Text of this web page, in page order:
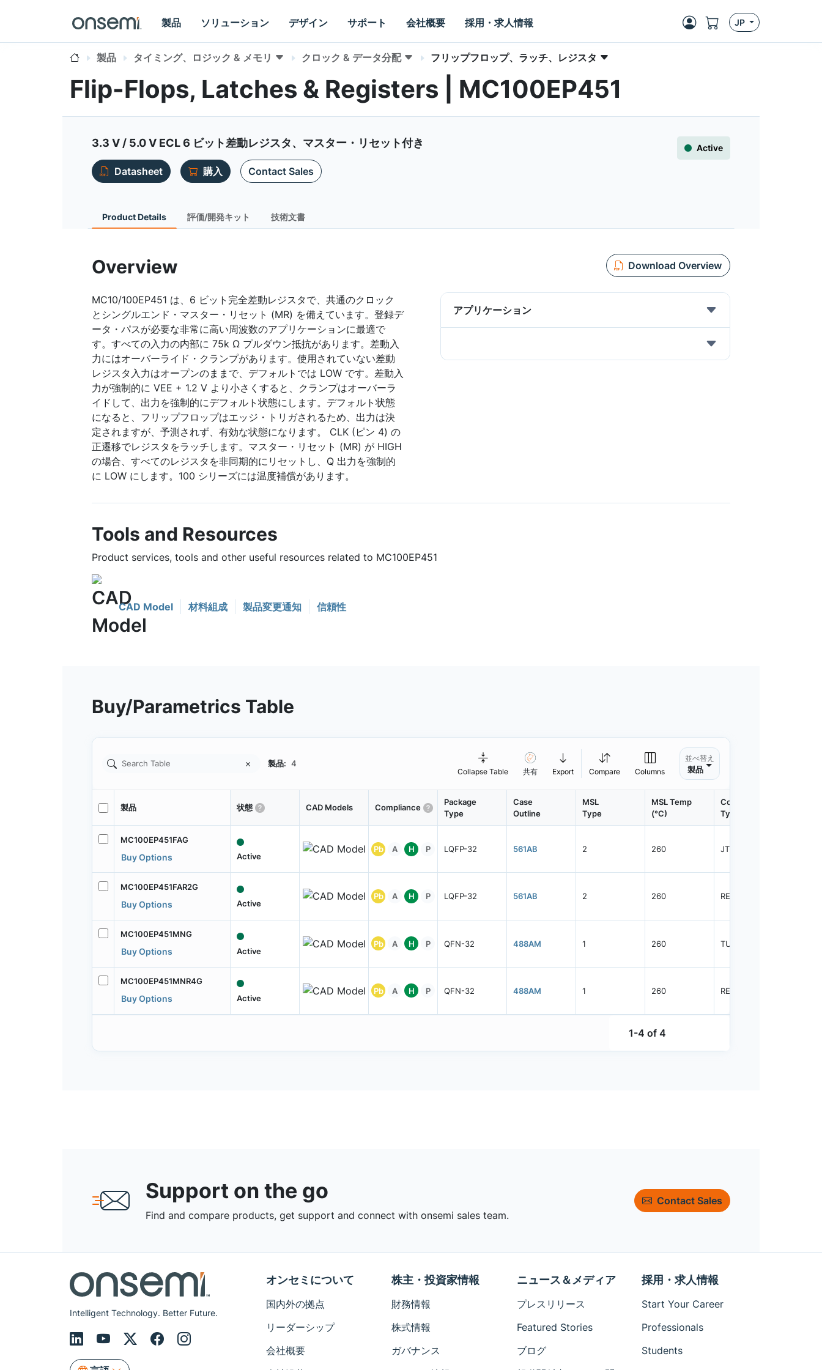
製品 ソリューション デザイン サポート 会社概要 採用・求人情報 JP
製品 タイミング、ロジック & メモリ クロック & データ分配 フリップフロップ、ラッチ、レジスタ
Flip-Flops, Latches & Registers | MC100EP451
3.3 V / 5.0 V ECL 6 ビット差動レジスタ、マスター・リセット付き Active
Datasheet 購入 Contact Sales
Product Details 評価/開発キット 技術文書
Overview Download Overview
MC10/100EP451 は、6 ビット完全差動レジスタで、共通のクロック
とシングルエンド・マスター・リセット (MR) を備えています。登録デ
ータ・パスが必要な非常に高い周波数のアプリケーションに最適で
す。すべての入力の内部に 75k Ω プルダウン抵抗があります。差動入
力にはオーバーライド・クランプがあります。使用されていない差動
レジスタ入力はオープンのままで、デフォルトでは LOW です。差動入
力が強制的に VEE + 1.2 V より小さくすると、クランプはオーバーラ
イドして、出力を強制的にデフォルト状態にします。デフォルト状態
になると、フリップフロップはエッジ・トリガされるため、出力は決
定されますが、予測されず、有効な状態になります。 CLK (ピン 4) の
正遷移でレジスタをラッチします。マスター・リセット (MR) が HIGH
の場合、すべてのレジスタを非同期的にリセットし、Q 出力を強制的
に LOW にします。100 シリーズには温度補償があります。
アプリケーション
Tools and Resources
Product services, tools and other useful resources related to MC100EP451
CAD Model 材料組成 製品変更通知 信頼性
Buy/Parametrics Table
製品: 4
Collapse Table 共有 Export Compare Columns
並べ替え
製品
製品 状態 CAD Models Compliance
Package
Type
Case
Outline
MSL
Type
MSL Temp
(°C)
Container
Type
MC100EP451FAG
Buy Options Active
Pb A H P LQFP-32 561AB 2 260 JTRAY
MC100EP451FAR2G
Buy Options Active
Pb A H P LQFP-32 561AB 2 260 REEL
MC100EP451MNG
Buy Options Active
Pb A H P QFN-32 488AM 1 260 TUBE
MC100EP451MNR4G
Buy Options Active
Pb A H P QFN-32 488AM 1 260 REEL
1-4 of 4
Support on the go
Find and compare products, get support and connect with onsemi sales team.
Contact Sales
Intelligent Technology. Better Future.
オンセミについて
国内外の拠点
リーダーシップ
会社概要
株主・投資家情報
財務情報
株式情報
ガバナンス
ニュース＆メディア
プレスリリース
Featured Stories
ブログ
採用・求人情報
Start Your Career
Professionals
Students